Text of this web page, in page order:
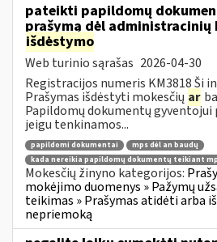
pateikti papildomų
prašymą dėl administracinių
išdėstymo
Web turinio sąrašas 2026-04-30
Registracijos numeris KM3818 Ši
Prašymas išdėstyti mokesčių ar
Papildomų dokumentų
jeigu tenkinamos...
papildomi dokumentai
mps dėl an baudų
kada nereikia papildomų dokumentų teikiant
Mokesčių žinyno kategorijos:
mokėjimo duomenys » Pažymų
teikimas » Prašymas atidėti arba
nepriemoką